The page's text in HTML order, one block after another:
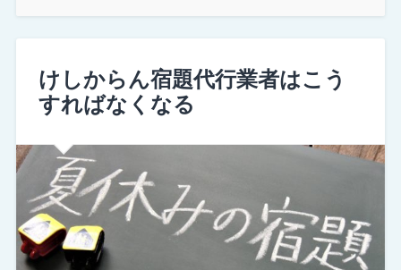
けしからん宿題代行業者はこう
すればなくなる